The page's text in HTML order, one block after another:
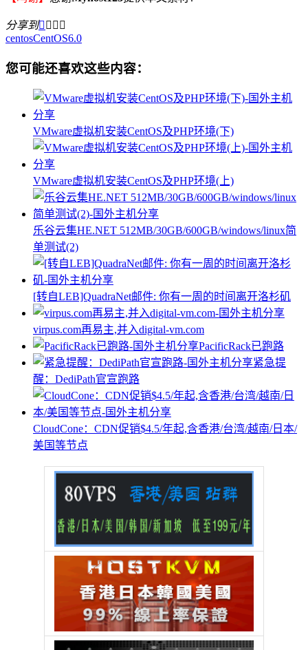
分享到   
centosCentOS6.0
您可能还喜欢这些内容：
VMware虚拟机安装CentOS及PHP环境(下)
VMware虚拟机安装CentOS及PHP环境(上)
乐谷云集HE.NET 512MB/30GB/600GB/windows/linux简
单测试(2)
[转自LEB]QuadraNet邮件: 你有一周的时间离开洛杉矶
virpus.com再易主,并入digital-vm.com
PacificRack已跑路
紧急提
醒：DediPath官宣跑路
CloudCone：CDN促销$4.5/年起,含香港/台湾/越南/日本/
美国等节点